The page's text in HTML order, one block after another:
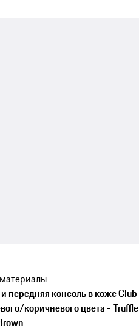
передняя консоль в коже Club
коричневого цвета - Truffle